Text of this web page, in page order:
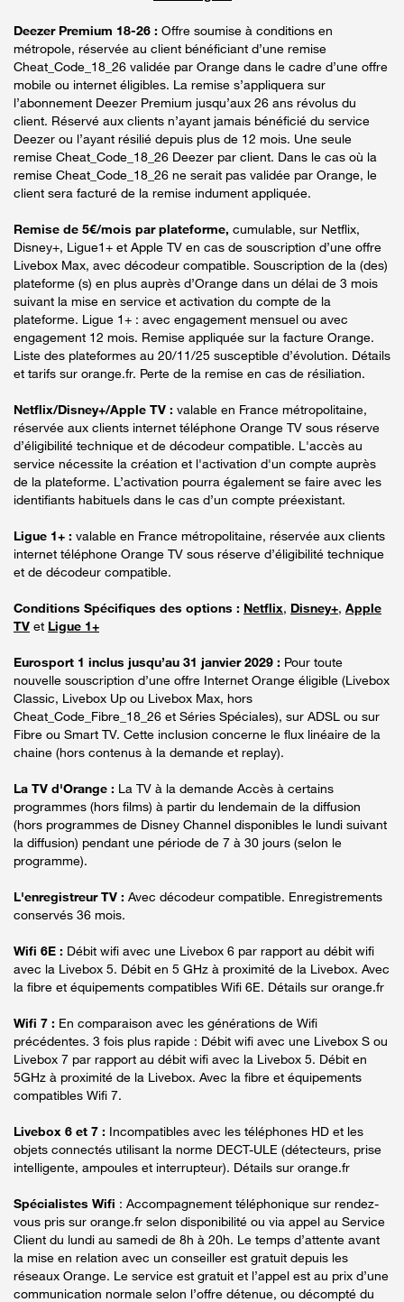
Deezer Premium 18-26 : Offre soumise à conditions en
métropole, réservée au client bénéficiant d’une remise
Cheat_Code_18_26 validée par Orange dans le cadre d’une offre
mobile ou internet éligibles. La remise s’appliquera sur
l’abonnement Deezer Premium jusqu’aux 26 ans révolus du
client. Réservé aux clients n’ayant jamais bénéficié du service
Deezer ou l’ayant résilié depuis plus de 12 mois. Une seule
remise Cheat_Code_18_26 Deezer par client. Dans le cas où la
remise Cheat_Code_18_26 ne serait pas validée par Orange, le
client sera facturé de la remise indument appliquée.
Remise de 5€/mois par plateforme, cumulable, sur Netflix,
Disney+, Ligue1+ et Apple TV en cas de souscription d’une offre
Livebox Max, avec décodeur compatible. Souscription de la (des)
plateforme (s) en plus auprès d’Orange dans un délai de 3 mois
suivant la mise en service et activation du compte de la
plateforme. Ligue 1+ : avec engagement mensuel ou avec
engagement 12 mois. Remise appliquée sur la facture Orange.
Liste des plateformes au 20/11/25 susceptible d’évolution. Détails
et tarifs sur orange.fr. Perte de la remise en cas de résiliation.
Netflix/Disney+/Apple TV : valable en France métropolitaine,
réservée aux clients internet téléphone Orange TV sous réserve
d’éligibilité technique et de décodeur compatible. L'accès au
service nécessite la création et l'activation d'un compte auprès
de la plateforme. L’activation pourra également se faire avec les
identifiants habituels dans le cas d’un compte préexistant.
Ligue 1+ : valable en France métropolitaine, réservée aux clients
internet téléphone Orange TV sous réserve d’éligibilité technique
et de décodeur compatible.
Conditions Spécifiques des options : Netflix, Disney+, Apple
TV et Ligue 1+
Eurosport 1 inclus jusqu’au 31 janvier 2029 : Pour toute
nouvelle souscription d’une offre Internet Orange éligible (Livebox
Classic, Livebox Up ou Livebox Max, hors
Cheat_Code_Fibre_18_26 et Séries Spéciales), sur ADSL ou sur
Fibre ou Smart TV. Cette inclusion concerne le flux linéaire de la
chaine (hors contenus à la demande et replay).
La TV d'Orange : La TV à la demande Accès à certains
programmes (hors films) à partir du lendemain de la diffusion
(hors programmes de Disney Channel disponibles le lundi suivant
la diffusion) pendant une période de 7 à 30 jours (selon le
programme).
L'enregistreur TV : Avec décodeur compatible. Enregistrements
conservés 36 mois.
Wifi 6E : Débit wifi avec une Livebox 6 par rapport au débit wifi
avec la Livebox 5. Débit en 5 GHz à proximité de la Livebox. Avec
la fibre et équipements compatibles Wifi 6E. Détails sur orange.fr
Wifi 7 : En comparaison avec les générations de Wifi
précédentes. 3 fois plus rapide : Débit wifi avec une Livebox S ou
Livebox 7 par rapport au débit wifi avec la Livebox 5. Débit en
5GHz à proximité de la Livebox. Avec la fibre et équipements
compatibles Wifi 7.
Livebox 6 et 7 : Incompatibles avec les téléphones HD et les
objets connectés utilisant la norme DECT-ULE (détecteurs, prise
intelligente, ampoules et interrupteur). Détails sur orange.fr
Spécialistes Wifi : Accompagnement téléphonique sur rendez-
vous pris sur orange.fr selon disponibilité ou via appel au Service
Client du lundi au samedi de 8h à 20h. Le temps d’attente avant
la mise en relation avec un conseiller est gratuit depuis les
réseaux Orange. Le service est gratuit et l’appel est au prix d’une
communication normale selon l’offre détenue, ou décompté du